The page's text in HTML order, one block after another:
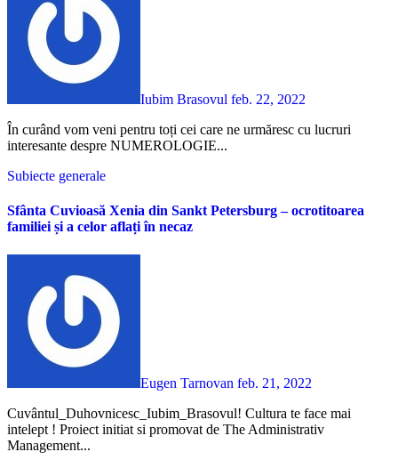
Iubim Brasovul feb. 22, 2022
În curând vom veni pentru toți cei care ne urmăresc cu lucruri
interesante despre NUMEROLOGIE...
Subiecte generale
Sfânta Cuvioasă Xenia din Sankt Petersburg – ocrotitoarea
familiei și a celor aflați în necaz
Eugen Tarnovan feb. 21, 2022
Cuvântul_Duhovnicesc_Iubim_Brasovul! Cultura te face mai
intelept ! Proiect initiat si promovat de The Administrativ
Management...